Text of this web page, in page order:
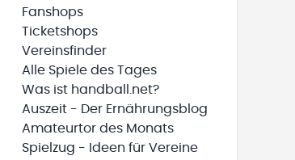
Fanshops
Ticketshops
Vereinsfinder
Alle Spiele des Tages
Was ist handball.net?
Auszeit - Der Ernährungsblog
Amateurtor des Monats
Spielzug - Ideen für Vereine